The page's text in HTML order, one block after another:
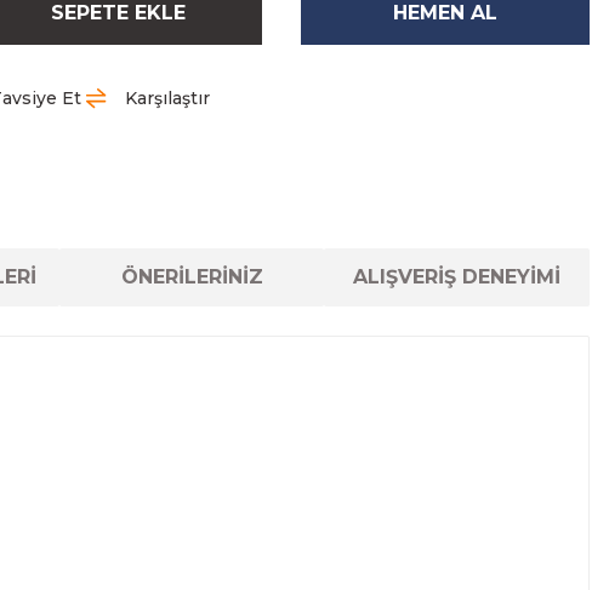
SEPETE EKLE HEMEN AL
Et Karşılaştır
ÖNERİLERİNİZ ALIŞVERİŞ DENEYİMİ